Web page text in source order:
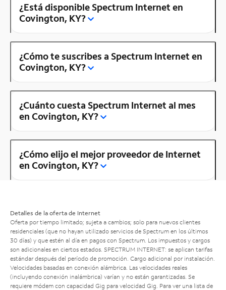
¿Está disponible Spectrum Internet en
Covington, KY?
¿Cómo te suscribes a Spectrum Internet en
Covington, KY?
¿Cuánto cuesta Spectrum Internet al mes
en Covington, KY?
¿Cómo elijo el mejor proveedor de Internet
en Covington, KY?
Detalles de la oferta de Internet
Oferta por tiempo limitado; sujeta a cambios; solo para nuevos clientes
residenciales (que no hayan utilizado servicios de Spectrum en los últimos
30 días) y que estén al día en pagos con Spectrum. Los impuestos y cargos
son adicionales en ciertos estados. SPECTRUM INTERNET: se aplican tarifas
estándar después del período de promoción. Cargo adicional por instalación.
Velocidades basadas en conexión alámbrica. Las velocidades reales
(incluyendo conexión inalámbrica) varían y no están garantizadas. Se
requiere módem con capacidad Gig para velocidad Gig. Para ver una lista de